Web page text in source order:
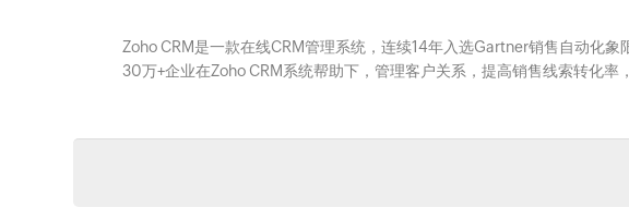
Zoho CRM是一款在线CRM管理系统，连续14年入选Gartner销售自动化
30万+企业在Zoho CRM系统帮助下，管理客户关系，提高销售线索转化率